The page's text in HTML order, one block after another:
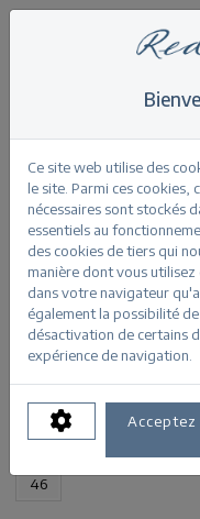
Diana light
Retour
Diana light
INFORMATIONS
TAILLES
32 34
46
Ce site web utilise des
le site. Parmi ces cookies,
nécessaires sont stockés
essentiels au
des cookies de tiers qui
manière dont vous utilisez
dans votre navigateur
également la possibilité
désactivation de certains
expérience de navigation.